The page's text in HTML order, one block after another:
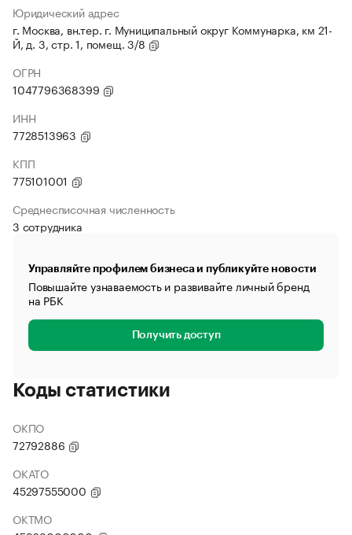
Юридический адрес
г. Москва, вн.тер. г. Муниципальный округ Коммунарка, км 21-
Й, д. 3, стр. 1, помещ. 3/8
ОГРН
1047796368399
ИНН
7728513963
КПП
775101001
Среднесписочная численность
3 сотрудника
Управляйте профилем бизнеса и публикуйте новости
Повышайте узнаваемость и развивайте личный бренд
на РБК
Получить доступ
Коды статистики
ОКПО
72792886
ОКАТО
45297555000
ОКТМО